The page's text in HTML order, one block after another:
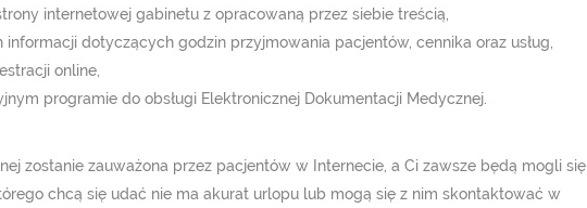
internetowej gabinetu z opracowaną przez siebie treścią,
dotyczących godzin przyjmowania pacjentów, cennika oraz usług,
online,
programie do obsługi Elektronicznej Dokumentacji Medycznej.
zostanie zauważona przez pacjentów w Internecie, a Ci zawsze będą mogli się
chcą się udać nie ma akurat urlopu lub mogą się z nim skontaktować w